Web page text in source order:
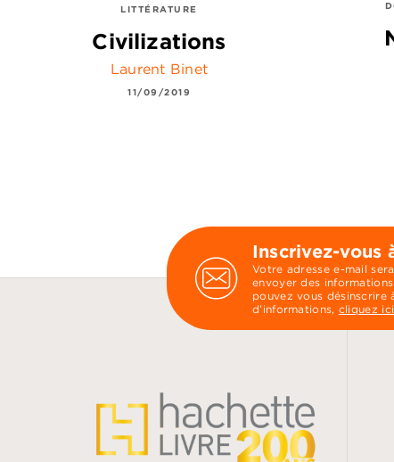
LITTÉRATURE
Civilizations
Laurent Binet
11/09/2019
Inscrivez-vous
Votre adresse e-mail
envoyer des
pouvez vous désinscrire
d’informations, cliquez ici